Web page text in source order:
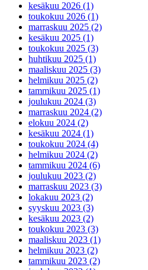
kesäkuu 2026 (1)
toukokuu 2026 (1)
marraskuu 2025 (2)
kesäkuu 2025 (1)
toukokuu 2025 (3)
huhtikuu 2025 (1)
maaliskuu 2025 (3)
helmikuu 2025 (2)
tammikuu 2025 (1)
joulukuu 2024 (3)
marraskuu 2024 (2)
elokuu 2024 (2)
kesäkuu 2024 (1)
toukokuu 2024 (4)
helmikuu 2024 (2)
tammikuu 2024 (6)
joulukuu 2023 (2)
marraskuu 2023 (3)
lokakuu 2023 (2)
syyskuu 2023 (3)
kesäkuu 2023 (2)
toukokuu 2023 (3)
maaliskuu 2023 (1)
helmikuu 2023 (2)
tammikuu 2023 (2)